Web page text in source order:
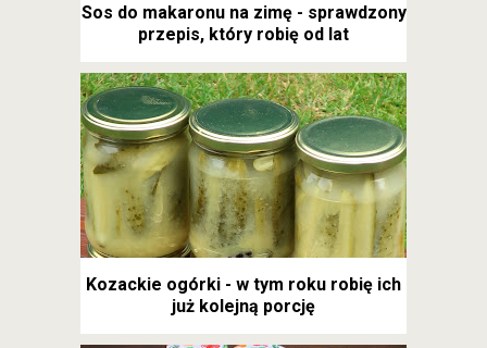
Sos do makaronu na zimę - sprawdzony
przepis, który robię od lat
Kozackie ogórki - w tym roku robię ich
już kolejną porcję